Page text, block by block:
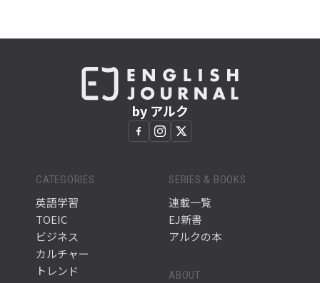
by アルク
CATEGORIES
英語学習
TOEIC
ビジネス
カルチャー
トレンド
SERIES & BOOKS
連載一覧
EJ新書
アルクの本
ABOUT